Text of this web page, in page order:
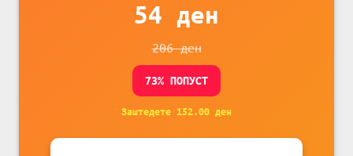
54 ден
206ден
73% ПОПУСТ
Заштедете 152.00 ден